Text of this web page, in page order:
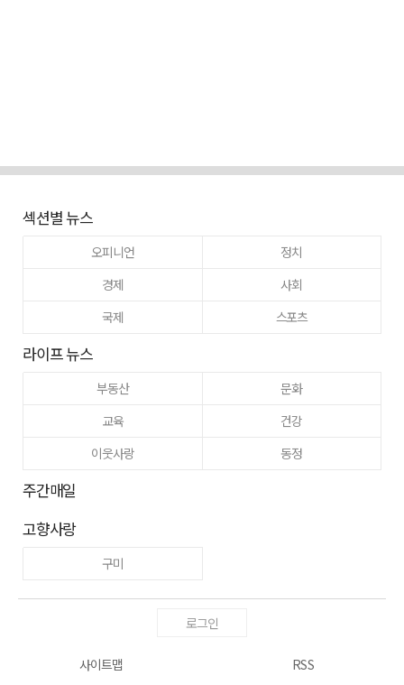
섹션별 뉴스
오피니언
정치
경제
사회
국제
스포츠
라이프 뉴스
부동산
문화
교육
건강
이웃사랑
동정
주간매일
고향사랑
구미
로그인
사이트맵 RSS